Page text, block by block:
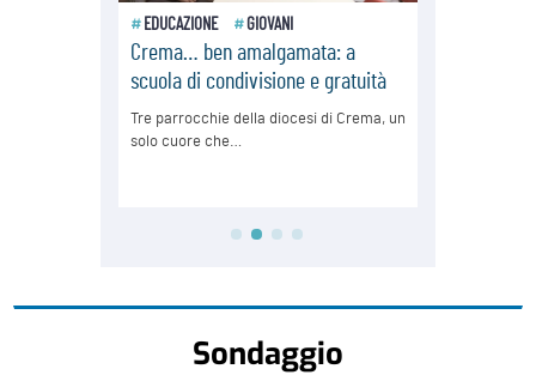
Sondaggio